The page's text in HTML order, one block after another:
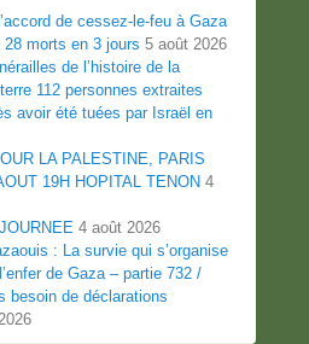
de cessez-le-feu à Gaza
morts en 3 jours 5 août 2026
de l’histoire de la
112 personnes extraites
avoir été tuées par Israël en
LA PALESTINE, PARIS
19H HOPITAL TENON 4
4 août 2026
: La survie qui s’organise
de Gaza – partie 732 /
besoin de déclarations